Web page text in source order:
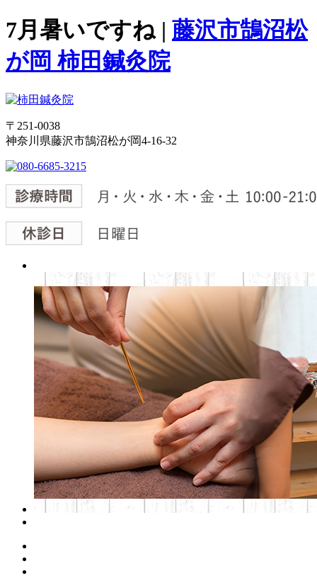
7月暑いですね | 藤沢市鵠沼松
が岡 柿田鍼灸院
〒251-0038
神奈川県藤沢市鵠沼松が岡4-16-32